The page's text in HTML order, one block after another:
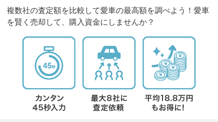
複数社の査定額を比較して愛車の最高額を調べよう！愛車
を賢く売却して、購入資金にしませんか？